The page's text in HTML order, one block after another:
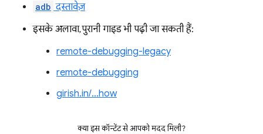
adb दस्तावेज़
इसके अलावा, पुरानी गाइड भी पढ़ी जा सकती हैं:
remote-debugging-legacy
remote-debugging
girish.in/…how
क्या इस कॉन्टेंट से आपको मदद मिली?